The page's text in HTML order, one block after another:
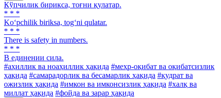
Кўпчилик бирикса, тоғни қулатар.
* * *
Ko‘pchilik biriksa, tog‘ni qulatar.
* * *
There is safety in numbers.
* * *
В единении сила.
#аҳиллик ва ноаҳиллик ҳақида #меҳр-оқибат ва оқибатсизлик
ҳақида #самарадорлик ва бесамарлик ҳақида #қудрат ва
ожизлик ҳақида #имкон ва имконсизлик ҳақида #халқ ва
миллат ҳақида #фойда ва зарар ҳақида